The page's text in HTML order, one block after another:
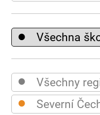
● Všechna
● Všechny
● Severní